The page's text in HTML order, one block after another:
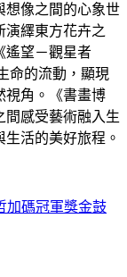
想像之間的心象世
演繹東方花卉之
遙望－觀星者
命的流動，顯現
視角。《書畫博
間感受藝術融入生
活的美好旅程。
加碼冠軍獎金鼓